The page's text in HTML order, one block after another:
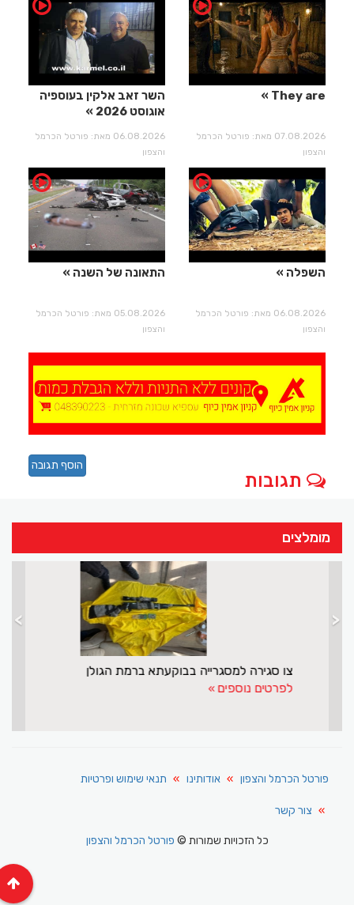
They are
07.08.2026 מאת: פורטל הכרמל
והצפון
השר זאב אלקין בעוספיה
אוגוסט 2026
06.08.2026 מאת: פורטל הכרמל
והצפון
השפלה
06.08.2026 מאת: פורטל הכרמל
והצפון
התאונה של השנה
05.08.2026 מאת: פורטל הכרמל
והצפון
תגובות
הוסף תגובה
מומלצים
בדיר במשימה רפואית להצלת ראייה באתיופיה
> <
פורטל הכרמל והצפון אודותינו תנאי שימוש ופרטיות
צור קשר
כל הזכויות שמורות ©פורטל הכרמל והצפון